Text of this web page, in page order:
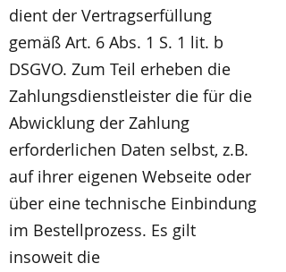
dient der Vertragserfüllung
gemäß Art. 6 Abs. 1 S. 1 lit. b
DSGVO. Zum Teil erheben die
Zahlungsdienstleister die für die
Abwicklung der Zahlung
erforderlichen Daten selbst, z.B.
auf ihrer eigenen Webseite oder
über eine technische Einbindung
im Bestellprozess. Es gilt
insoweit die